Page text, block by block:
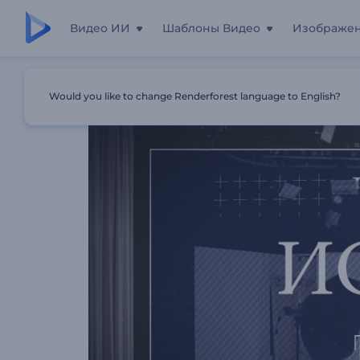
Видео ИИ Шаблоны Видео
Заставка Для Фестиваля
Would you like to change Renderforest language to English?